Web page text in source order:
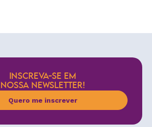
INSCREVA-SE EM
NOSSA NEWSLETTER!
Quero me inscrever